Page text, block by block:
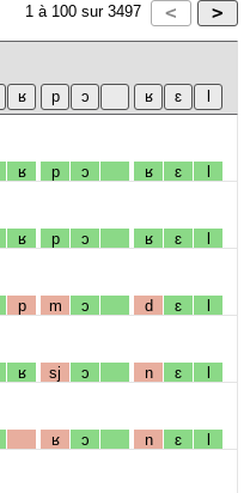
1 à 100 sur 3497
ʁ p ɔ ʁ ɛ l
ʁ p ɔ ʁ ɛ l
p m ɔ d ɛ l
ʁ sj ɔ n ɛ l
ʁ ɔ n ɛ l